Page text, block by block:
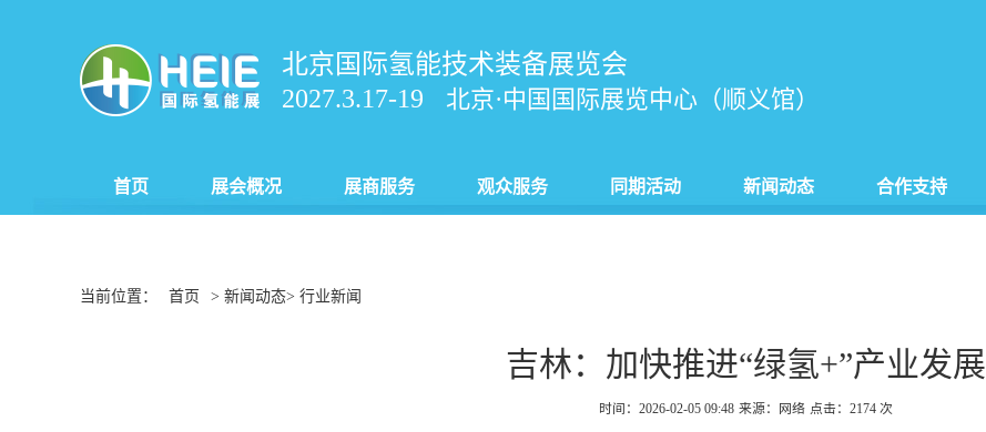
北京国际氢能技术装备展览会
2027.3.17-19
北京·中国国际展览中心（顺义馆）
首页 展会概况 展商服务 观众服务 同期活动 新闻动态 合作支持
当前位置： 首页 > 新闻动态> 行业新闻
吉林：加快推进“绿氢+”产业发展
时间：2026-02-05 09:48 来源：网络 点击： 2174 次